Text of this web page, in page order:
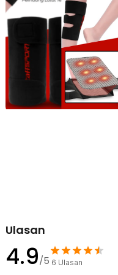
Pelindung lutut cocok
tenis, sepak bola, dan
menjaga kenyamanan lutut
Kelengkapan Produk
Rincian yang Anda
1 Pasang TaffSPORT
Gym Fitness - A-7720
Ulasan
4.9/5 6 Ulasan